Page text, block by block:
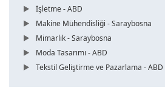
İşletme - ABD
Makine Mühendisliği - Saraybosna
Mimarlık - Saraybosna
Moda Tasarımı - ABD
Tekstil Geliştirme ve Pazarlama - ABD